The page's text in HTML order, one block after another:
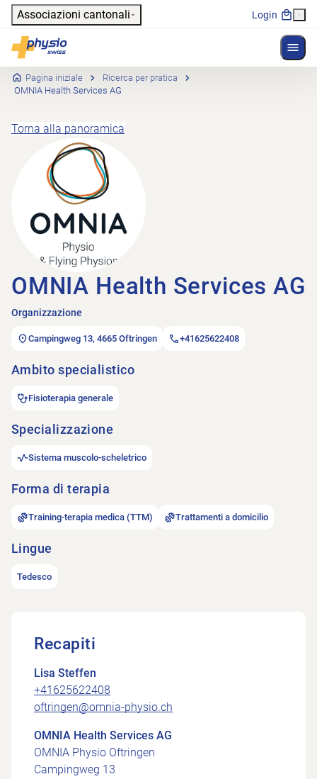
Header
Associazioni cantonali Login
Physioswiss
Navigazione principale
Pagina iniziale
Ricerca per pratica
OMNIA Health Services AG
Torna alla panoramica
OMNIA Health Services AG
Organizzazione
Campingweg 13, 4665 Oftringen +41625622408
Ambito specialistico
Fisioterapia generale
Specializzazione
Sistema muscolo-scheletrico
Forma di terapia
Training-terapia medica (TTM) Trattamenti a domicilio
Lingue
Tedesco
Recapiti
Lisa Steffen
+41625622408
oftringen@omnia-physio.ch
OMNIA Health Services AG
OMNIA Physio Oftringen
Campingweg 13